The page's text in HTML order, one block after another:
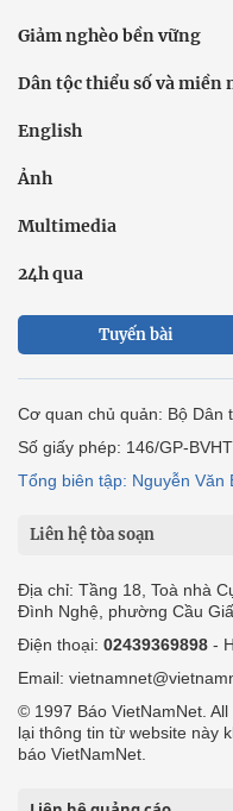
Giảm nghèo bền vững
Dân tộc thiểu số và miền
English
Ảnh
Multimedia
24h qua
Tuyến bài
Cơ quan chủ quản: Bộ Dân
Số giấy phép: 146/GP-
Tổng biên tập: Nguyễn Văn
Liên hệ tòa soạn
Địa chỉ: Tầng 18, Toà nhà
Đình Nghệ, phường Cầu
Điện thoại: 02439369898 -
Email:
© 1997 Báo VietNamNet.
lại thông tin từ website này
báo VietNamNet.